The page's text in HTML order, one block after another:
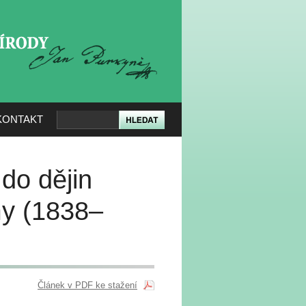
dějin
(1838–
Článek v PDF ke stažení